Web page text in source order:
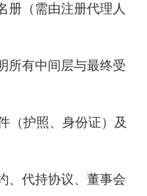
册（需由注册代理人
所有中间层与最终受
（护照、身份证）及
、代持协议、董事会